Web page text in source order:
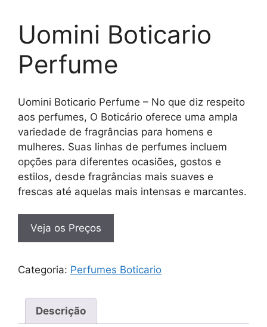
Uomini Boticario
Perfume
Uomini Boticario Perfume – No que diz respeito
aos perfumes, O Boticário oferece uma ampla
variedade de fragrâncias para homens e
mulheres. Suas linhas de perfumes incluem
opções para diferentes ocasiões, gostos e
estilos, desde fragrâncias mais suaves e
frescas até aquelas mais intensas e marcantes.
Veja os Preços
Categoria: Perfumes Boticario
Descrição